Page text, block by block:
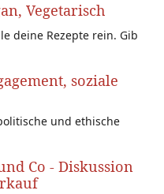
Vegetarisch
deine Rezepte rein. Gib
soziale
und ethische
Co - Diskussion